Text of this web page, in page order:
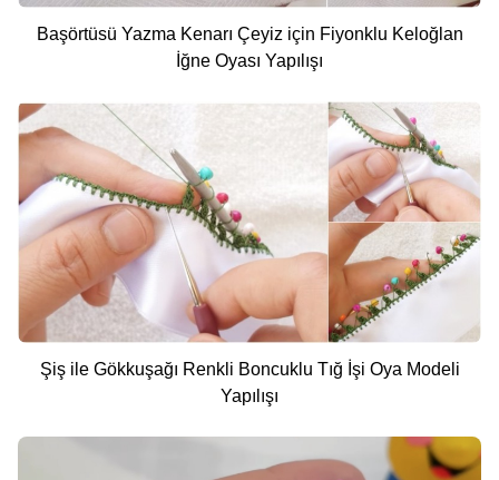
Başörtüsü Yazma Kenarı Çeyiz için Fiyonklu Keloğlan
İğne Oyası Yapılışı
Şiş ile Gökkuşağı Renkli Boncuklu Tığ İşi Oya Modeli
Yapılışı